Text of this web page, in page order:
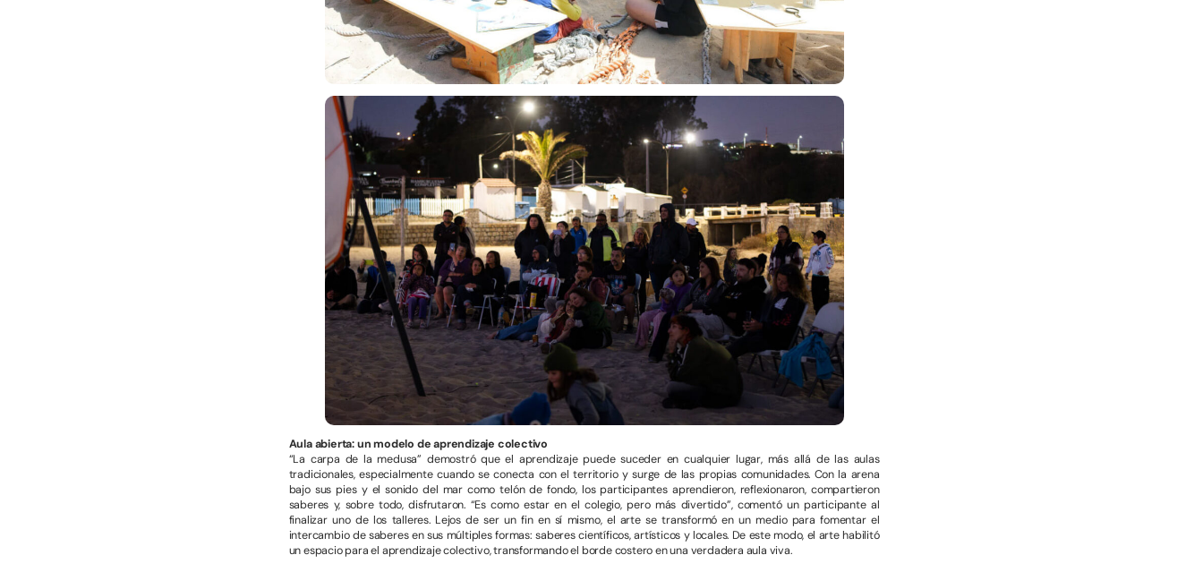
Aula abierta: un modelo de aprendizaje colectivo
“La carpa de la medusa” demostró que el aprendizaje puede suceder en cualquier lugar, más allá de las aulas
tradicionales, especialmente cuando se conecta con el territorio y surge de las propias comunidades. Con la arena
bajo sus pies y el sonido del mar como telón de fondo, los participantes aprendieron, reflexionaron, compartieron
saberes y, sobre todo, disfrutaron. “Es como estar en el colegio, pero más divertido”, comentó un participante al
finalizar uno de los talleres. Lejos de ser un fin en sí mismo, el arte se transformó en un medio para fomentar el
intercambio de saberes en sus múltiples formas: saberes científicos, artísticos y locales. De este modo, el arte habilitó
un espacio para el aprendizaje colectivo, transformando el borde costero en una verdadera aula viva.